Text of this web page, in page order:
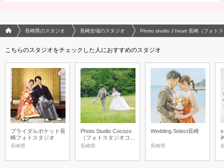
フォトウエディング/結婚写真のPhotorait ホーム
長崎県のスタジオ 長崎全域のスタジオ Photo studio J heart 長崎（フォト
こちらのスタジオをチェックした人におすすめのスタジオ
ブライダルポケット長
崎フォトスタジオ
長崎県
Photo Studio Cocozo
（フォトスタジオココ
ゾ）長崎・佐世保
長崎県
Wedding Select長崎
長崎県